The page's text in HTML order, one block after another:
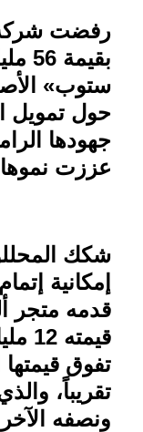
رفضت شركة
ستوب»
حول تمويل
جهودها
عززت نموها
شكك
إمكانية
قدمه متجر
تفوق
تقريباً،
ونصفه